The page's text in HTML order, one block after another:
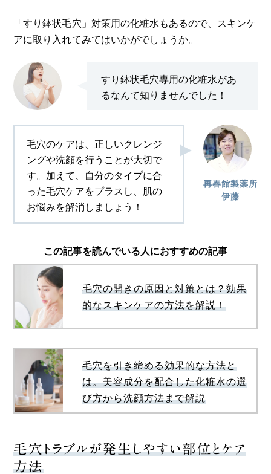
「すり鉢状毛穴」対策用の化粧水もあるので、スキンケ
アに取り入れてみてはいかがでしょうか。
すり鉢状毛穴専用の化粧水があ
るなんて知りませんでした！
再春館製薬所
伊藤
毛穴のケアは、正しいクレンジ
ングや洗顔を行うことが大切で
す。加えて、自分のタイプに合
った毛穴ケアをプラスし、肌の
お悩みを解消しましょう！
この記事を読んでいる人におすすめの記事
毛穴の開きの原因と対策とは？効果
的なスキンケアの方法を解説！
毛穴を引き締める効果的な方法と
は。美容成分を配合した化粧水の選
び方から洗顔方法まで解説
毛穴トラブルが発生しやすい部位とケア
方法